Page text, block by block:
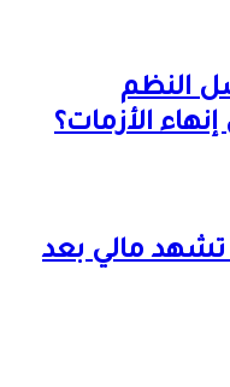
النظم
الأزمات؟
تشهد مالي بعد